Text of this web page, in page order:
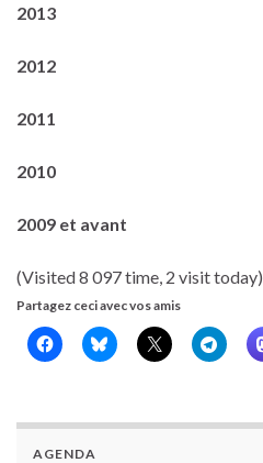
2013
2012
2011
2010
2009 et avant
(Visited 8 097 time, 2 visit today)
Partagez ceci avec vos amis
AGENDA